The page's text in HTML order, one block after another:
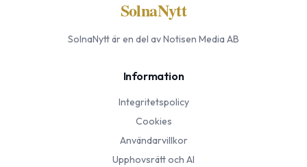
SolnaNytt
SolnaNyttär en del av Notisen Media AB
Information
Integritetspolicy
Cookies
Användarvillkor
Upphovsrätt och AI